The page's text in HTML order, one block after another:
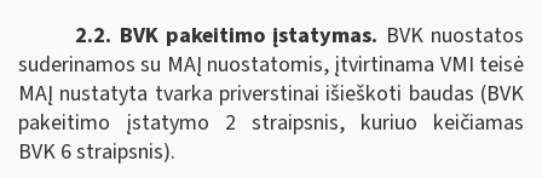
2.2. BVK pakeitimo įstatymas. BVK nuostatos
suderinamos su MAĮ nuostatomis, įtvirtinama VMI teisė
MAĮ nustatyta tvarka priverstinai išieškoti baudas (BVK
pakeitimo įstatymo 2 straipsnis, kuriuo keičiamas
BVK 6 straipsnis).